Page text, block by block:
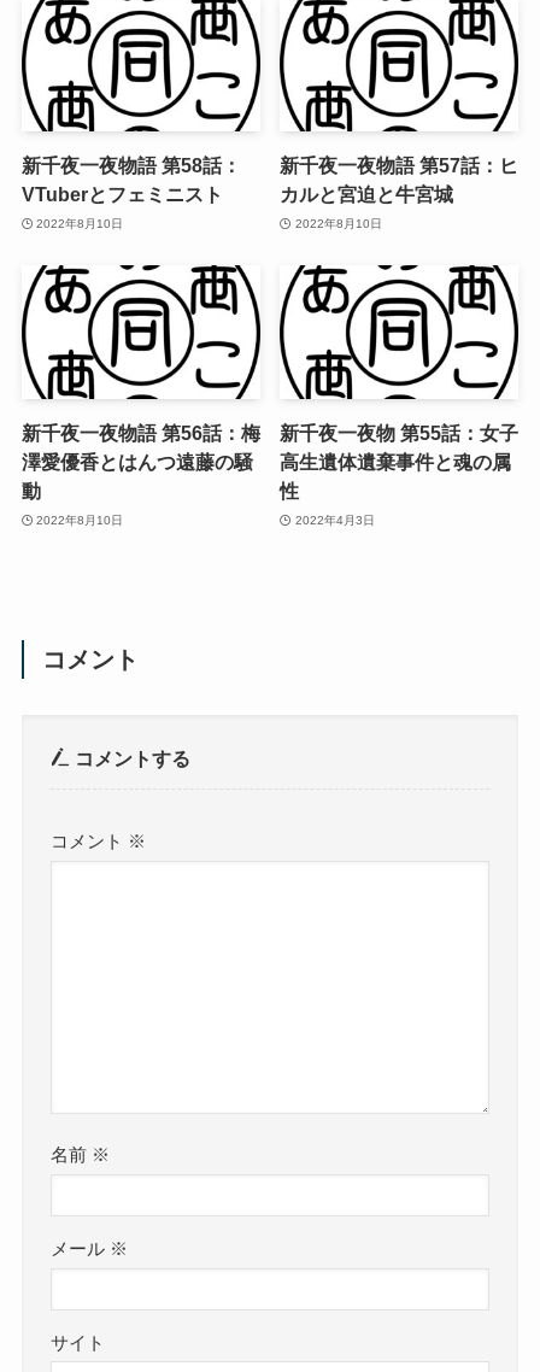
新千夜一夜物語 第58話：
VTuberとフェミニスト
2022年8月10日
新千夜一夜物語 第57話：ヒ
カルと宮迫と牛宮城
2022年8月10日
新千夜一夜物語 第56話：梅
澤愛優香とはんつ遠藤の騒
動
2022年8月10日
新千夜一夜物 第55話：女子
高生遺体遺棄事件と魂の属
性
2022年4月3日
コメント
コメントする
コメント ※
名前 ※
メール ※
サイト